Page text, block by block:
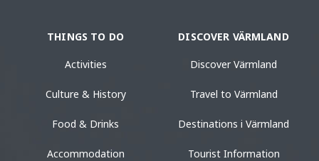
THINGS TO DO
Activities
Culture & History
Food & Drinks
Accommodation
DISCOVER VÄRMLAND
Discover Värmland
Travel to Värmland
Destinations i Värmland
Tourist Information